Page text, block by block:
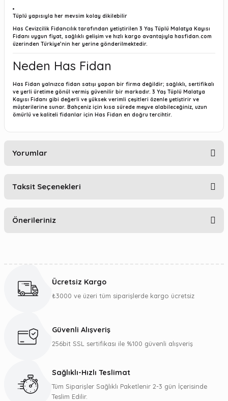
Tüplü yapısıyla her mevsim kolay dikilebilir
Has Cevizcilik Fidancılık tarafından yetiştirilen 3 Yaş Tüplü Malatya Kayısı
Fidanı uygun fiyat, sağlıklı gelişim ve hızlı kargo avantajıyla hasfidan.com
üzerinden Türkiye’nin her yerine gönderilmektedir.
Neden Has Fidan
Has Fidan yalnızca fidan satışı yapan bir firma değildir; sağlıklı, sertifikalı
ve yerli üretime gönül vermiş güvenilir bir markadır. 3 Yaş Tüplü Malatya
Kayısı Fidanı gibi değerli ve yüksek verimli çeşitleri özenle yetiştirir ve
müşterilerine sunar. Bahçeniz için kısa sürede meyve alabileceğiniz, uzun
ömürlü ve kaliteli fidanlar için Has Fidan en doğru tercihtir.
Yorumlar
Taksit Seçenekleri
Önerileriniz
Görüş ve önerileriniz için teşekkür ederiz.
Ürün bilgilerinde hatalar bulunuyor.
Ücretsiz Kargo
₺3000 ve üzeri tüm siparişlerde kargo ücretsiz
Güvenli Alışveriş
256bit SSL sertifikası ile %100 güvenli alışveriş
Sağlıklı-Hızlı Teslimat
Tüm Siparişler Sağlıklı Paketlenir 2-3 gün İçerisinde
Teslim Edilir.